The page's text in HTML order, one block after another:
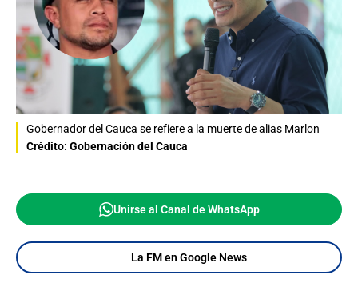
Gobernador del Cauca se refiere a la muerte de alias Marlon
Crédito: Gobernación del Cauca
Unirse al Canal de WhatsApp
La FM en Google News